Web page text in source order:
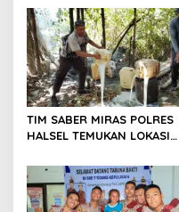
v
i
g
a
t
i
o
n
TIM SABER MIRAS POLRES
HALSEL TEMUKAN LOKASI
DESA MARABOSE